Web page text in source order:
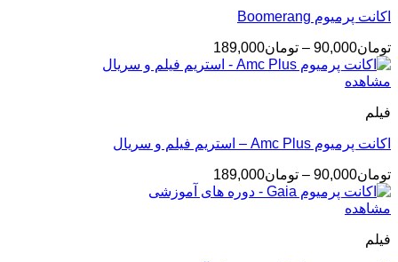
اکانت پرمیوم Boomerang
تومان90,000
– تومان189,000
قیمت:
مشاهده
فیلم
اکانت پرمیوم Amc Plus – استریم فیلم و سریال
تومان90,000
– تومان189,000
قیمت:
مشاهده
فیلم